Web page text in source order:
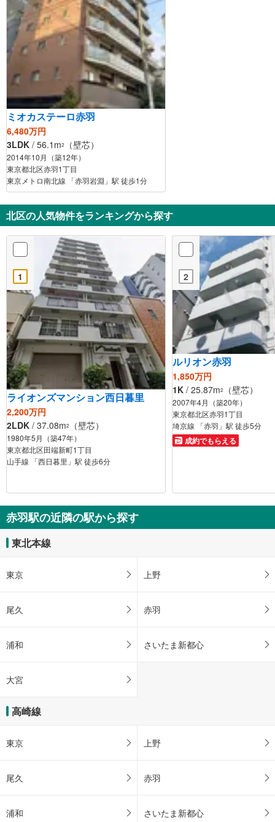
ミオカステーロ赤羽
6,480万円
3LDK / 56.1m2 （壁芯）
2014年10月（築12年）
東京都北区赤羽1丁目
東京メトロ南北線 「赤羽岩淵」駅 徒歩1分
北区の人気物件をランキングから探す
1
ライオンズマンション西日暮里
2,200万円
2LDK / 37.08m2 （壁芯）
1980年5月（築47年）
東京都北区田端新町1丁目
山手線 「西日暮里」駅 徒歩6分
2
ルリオン赤羽
1,850万円
1K / 25.87m2 （壁芯）
2007年4月（築20年）
東京都北区赤羽1丁目
埼京線 「赤羽」駅 徒歩5分
成約でもらえる
赤羽駅の近隣の駅から探す
東北本線
東京 上野
尾久 赤羽
浦和 さいたま新都心
大宮
高崎線
東京 上野
尾久 赤羽
浦和 さいたま新都心